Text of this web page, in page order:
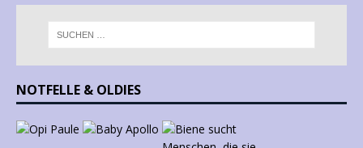
NOTFELLE & OLDIES